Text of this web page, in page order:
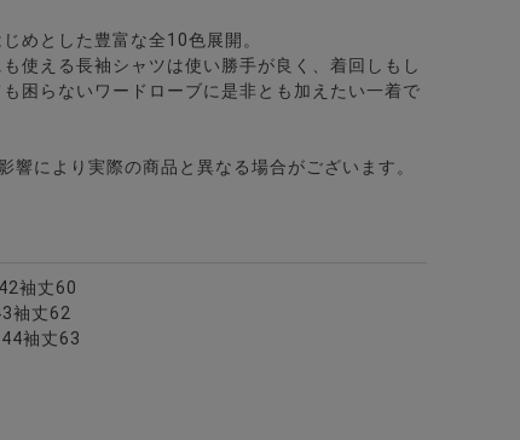
4色
ャツ/全7色
めとした豊富な全10色展開。
使える長袖シャツは使い勝手が良く、着回しもし
困らないワードローブに是非とも加えたい一着で
響により実際の商品と異なる場合がございます。
袖丈60
袖丈62
袖丈63